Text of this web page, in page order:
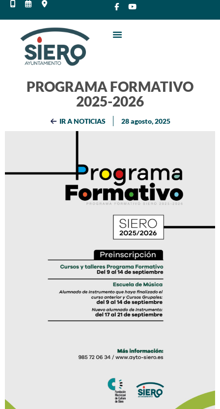
PROGRAMA FORMATIVO
2025-2026
IR A NOTICIAS 28 agosto, 2025